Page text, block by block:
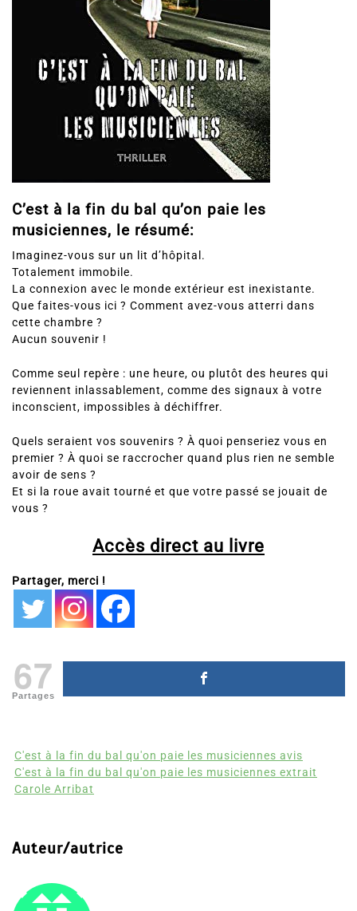
C’est à la fin du bal qu’on paie les
musiciennes, le résumé:
Imaginez-vous sur un lit d’hôpital.
Totalement immobile.
La connexion avec le monde extérieur est inexistante.
Que faites-vous ici ? Comment avez-vous atterri dans
cette chambre ?
Aucun souvenir !
Comme seul repère : une heure, ou plutôt des heures qui
reviennent inlassablement, comme des signaux à votre
inconscient, impossibles à déchiffrer.
Quels seraient vos souvenirs ? À quoi penseriez vous en
premier ? À quoi se raccrocher quand plus rien ne semble
avoir de sens ?
Et si la roue avait tourné et que votre passé se jouait de
vous ?
Accès direct au livre
Partager, merci !
67
Partages
C'est à la fin du bal qu'on paie les musiciennes avis
C'est à la fin du bal qu'on paie les musiciennes extrait
Carole Arribat
Auteur/autrice